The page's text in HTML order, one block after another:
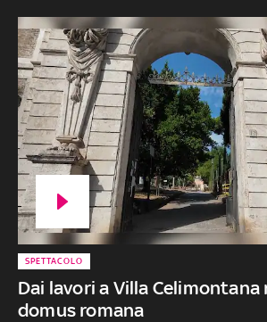
Dai lavori a Villa Celimontana
domus romana
SPETTACOLO